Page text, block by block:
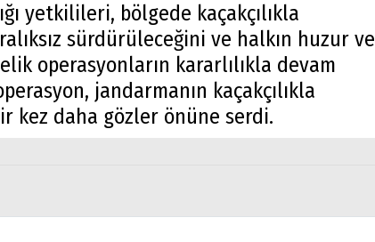
yetkilileri, bölgede kaçakçılıkla
sürdürüleceğini ve halkın huzur ve
operasyonların kararlılıkla devam
jandarmanın kaçakçılıkla
kez daha gözler önüne serdi.